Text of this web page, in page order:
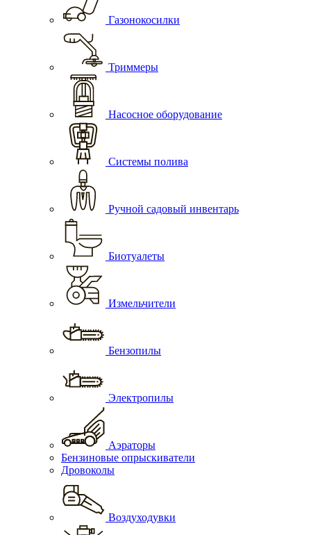
Газонокосилки
Триммеры
Насосное оборудование
Системы полива
Ручной садовый инвентарь
Биотуалеты
Измельчители
Бензопилы
Электропилы
Аэраторы
Бензиновые опрыскиватели
Дровоколы
Воздуходувки